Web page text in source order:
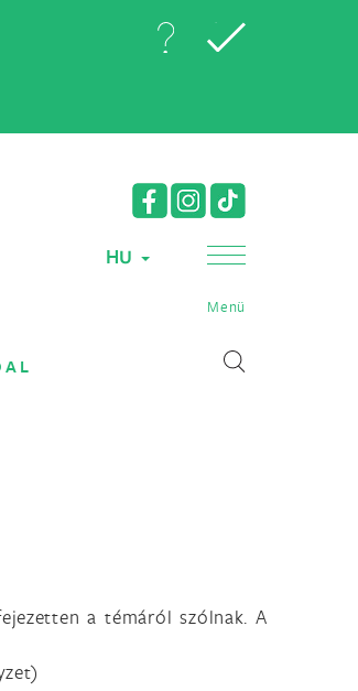
HU
Menü
a témáról szólnak. A